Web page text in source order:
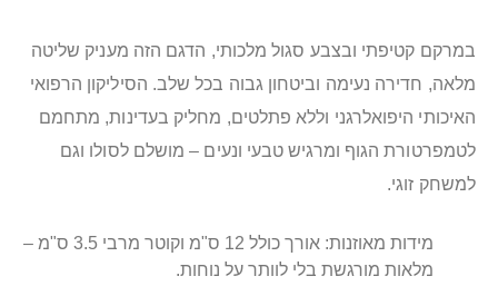
במרקם קטיפתי ובצבע סגול מלכותי, הדגם הזה מעניק שליטה
מלאה, חדירה נעימה וביטחון גבוה בכל שלב. הסיליקון הרפואי
האיכותי היפואלרגני וללא פתלטים, מחליק בעדינות, מתחמם
לטמפרטורת הגוף ומרגיש טבעי ונעים – מושלם לסולו וגם
למשחק זוגי.
מידות מאוזנות: אורך כולל 12 ס"מ וקוטר מרבי 3.5 ס"מ –
מלאות מורגשת בלי לוותר על נוחות.